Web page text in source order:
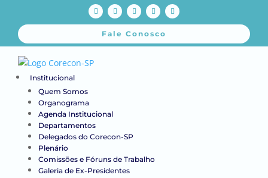
Fale Conosco
Institucional
Quem Somos
Organograma
Agenda Institucional
Departamentos
Delegados do Corecon-SP
Plenário
Comissões e Fóruns de Trabalho
Galeria de Ex-Presidentes